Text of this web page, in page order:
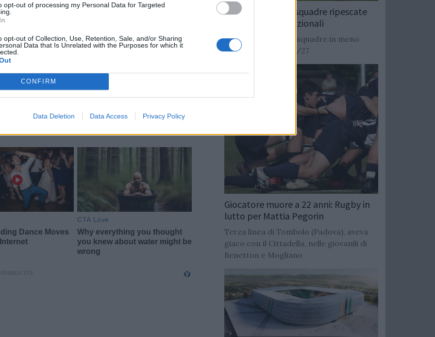
opt-out of processing my Personal Data for Targeted
opt-out of Collection, Use, Retention, Sale, and/or Sharing
Data that Is Unrelated with the Purposes for which it
CONFIRM
Data Deletion Data Access Privacy Policy
e poi contratto con i
rinnovato il contratto con i
stagione,
riservato ai giocatori
Rugby: Record di squadre ripescate
nei campionati nazionali
Si stimano oltre 20 squadre in meno
dalla stagione 2026/27
Giocatore muore a 22 anni: Rugby in
lutto per Mattia Pegorin
Terza linea di Tombolo (Padova), aveva
giaco con il Cittadella, nelle giovanili di
Benetton e Mogliano